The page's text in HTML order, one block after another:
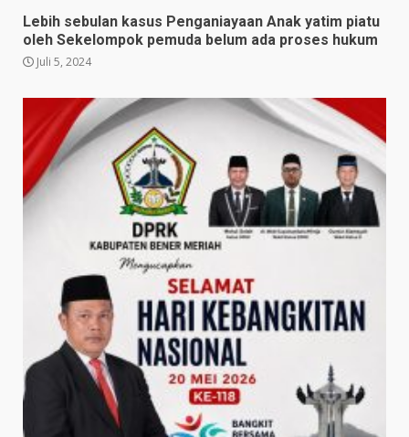
Lebih sebulan kasus Penganiayaan Anak yatim piatu
oleh Sekelompok pemuda belum ada proses hukum
Juli 5, 2024